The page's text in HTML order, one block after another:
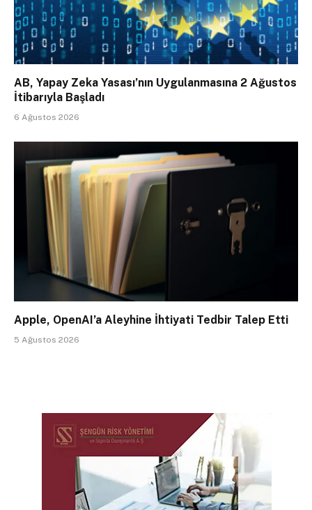
AB, Yapay Zeka Yasası’nın Uygulanmasına 2 Ağustos
İtibarıyla Başladı
6 Ağustos 2026
Apple, OpenAI’a Aleyhine İhtiyati Tedbir Talep Etti
5 Ağustos 2026